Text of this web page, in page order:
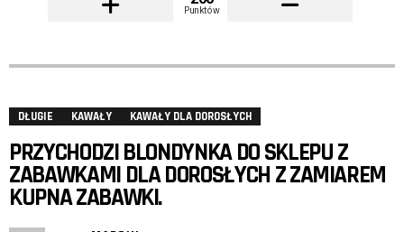
Punktów
DŁUGIE KAWAŁY KAWAŁY DLA DOROSŁYCH
PRZYCHODZI BLONDYNKA DO SKLEPU Z
ZABAWKAMI DLA DOROSŁYCH Z ZAMIAREM
KUPNA ZABAWKI.